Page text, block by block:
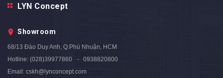
Ghế Ngồi Mang Giày Màu
GMG05B.2
LYN Concept
Showroom
68/13 Đào Duy Anh, Q.Phú Nhuận, HCM
Hotline: (028)39977860
0938820800
Email: cskh@lynconcept.com